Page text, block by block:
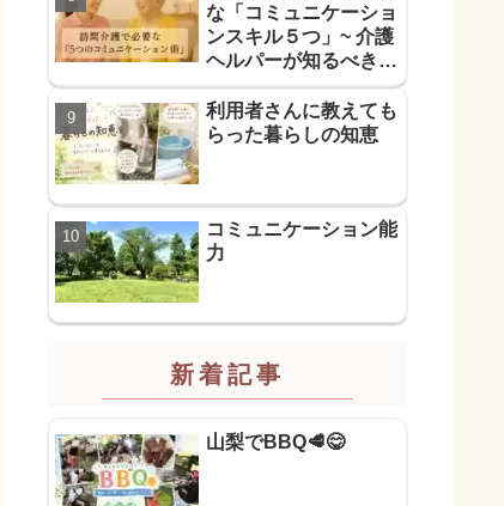
な「コミュニケーショ
ンスキル５つ」~ 介護
ヘルパーが知るべき
「信頼に必要なコミュ
力５つ」~
利用者さんに教えても
らった暮らしの知恵
コミュニケーション能
力
新着記事
山梨でBBQ🥩😋